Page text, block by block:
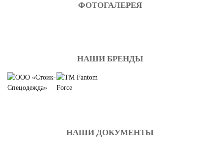
ФОТОГАЛЕРЕЯ
НАШИ БРЕНДЫ
НАШИ ДОКУМЕНТЫ